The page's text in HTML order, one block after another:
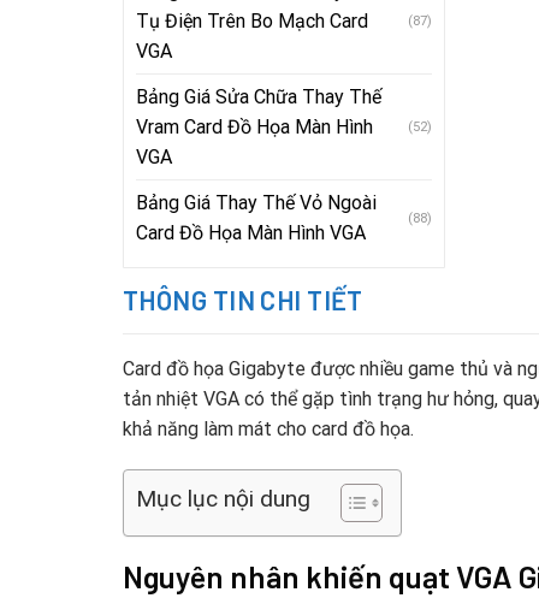
Tụ Điện Trên Bo Mạch Card
VGA
(87)
Bảng Giá Sửa Chữa Thay Thế
Vram Card Đồ Họa Màn Hình
VGA
(52)
Bảng Giá Thay Thế Vỏ Ngoài
Card Đồ Họa Màn Hình VGA
(88)
THÔNG TIN CHI TIẾT
Card đồ họa Gigabyte được nhiều game thủ và
tản nhiệt VGA có thể gặp tình trạng hư hỏng,
khả năng làm mát cho card đồ họa.
Mục lục nội dung
Nguyên nhân khiến quạt VGA